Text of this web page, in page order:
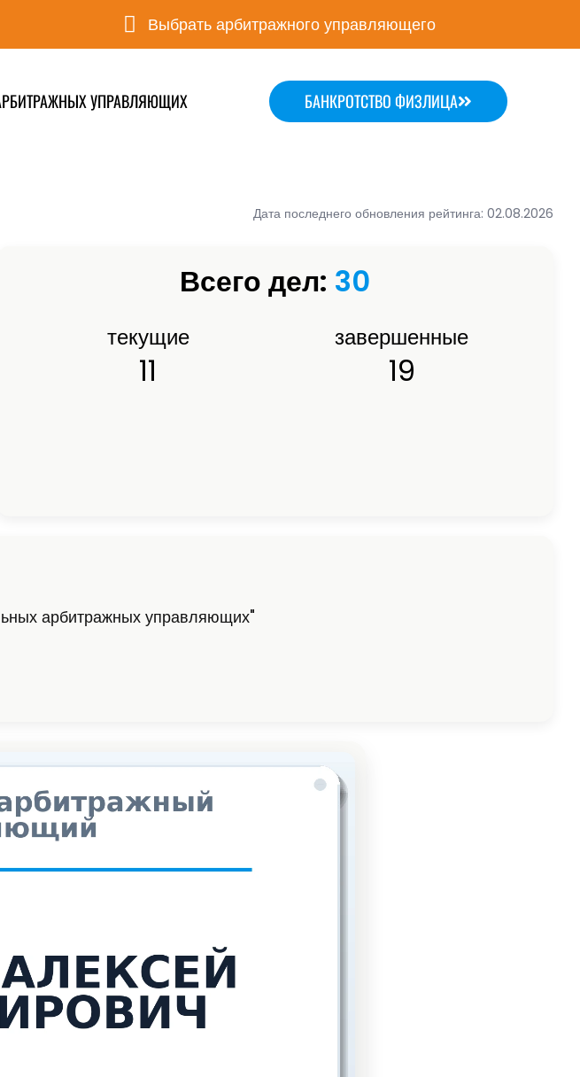
Выбрать арбитражного управляющего
УПРАВЛЯЮЩИХ БАНКРОТСТВО ФИЗЛИЦА
Дата последнего обновления рейтинга: 02.08.2026
Всего дел: 30
текущие
11
завершенные
19
арбитражных управляющих"